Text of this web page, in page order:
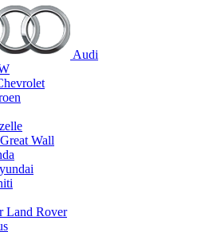
Audi
Great Wall
Land Rover